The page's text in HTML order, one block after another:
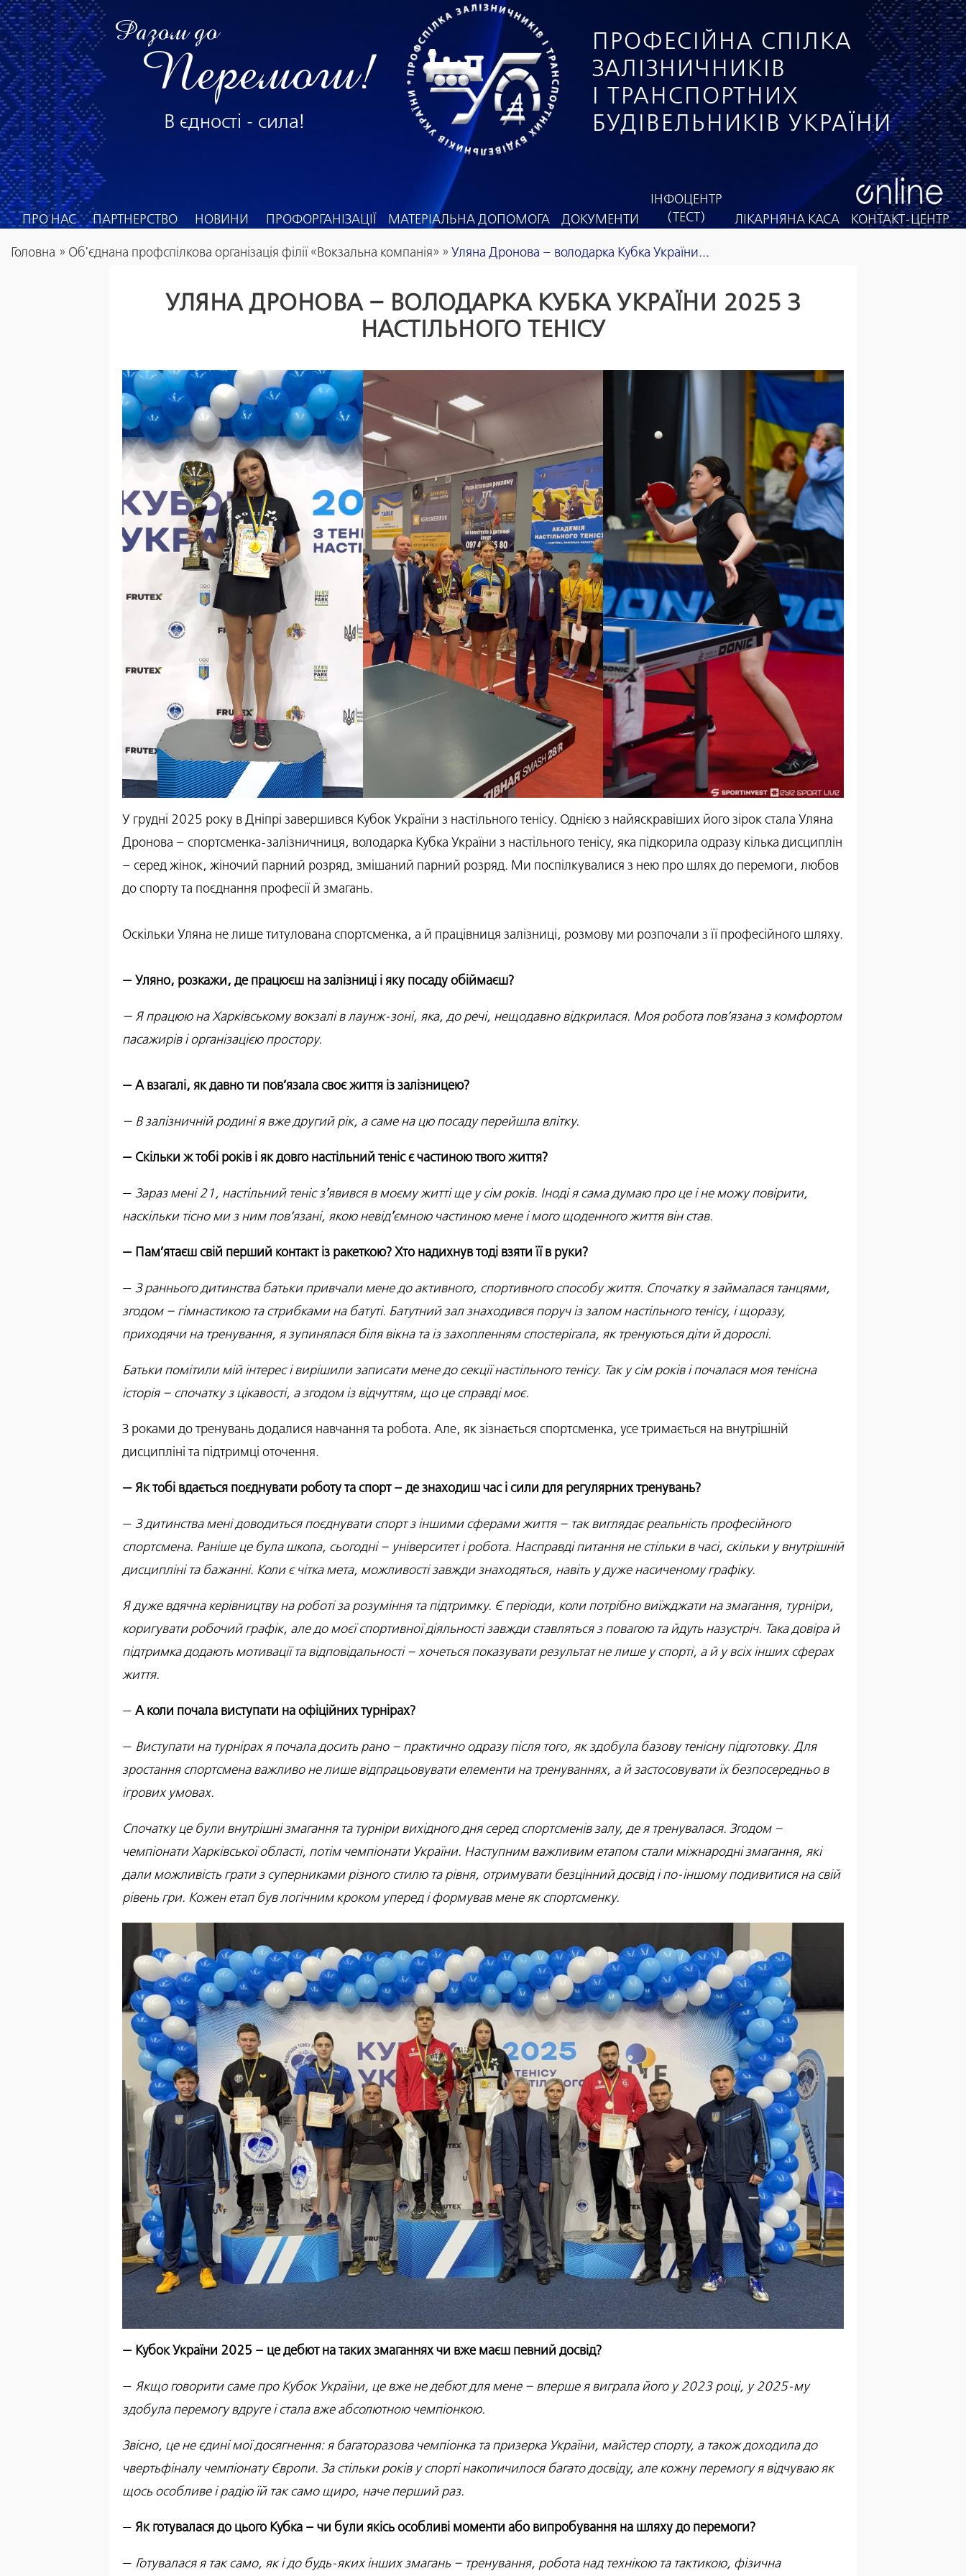
Разом до
Перемоги!
В єдності - сила!
ПРОФЕСІЙНА СПІЛКА
ЗАЛІЗНИЧНИКІВ
І ТРАНСПОРТНИХ
БУДІВЕЛЬНИКІВ УКРАЇНИ
ПРО НАС ПАРТНЕРСТВО НОВИНИ ПРОФОРГАНІЗАЦІЇ МАТЕРІАЛЬНА ДОПОМОГА ДОКУМЕНТИ
ІНФОЦЕНТР
(ТЕСТ)
ЛІКАРНЯНА КАСА КОНТАКТ-ЦЕНТР
Головна » Об'єднана профспілкова організація філії «Вокзальна компанія» » Уляна Дронова – володарка Кубка України...
УЛЯНА ДРОНОВА – ВОЛОДАРКА КУБКА УКРАЇНИ 2025 З
НАСТІЛЬНОГО ТЕНІСУ
У грудні 2025 року в Дніпрі завершився Кубок України з настільного тенісу. Однією з найяскравіших його зірок стала Уляна
Дронова – спортсменка-залізничниця, володарка Кубка України з настільного тенісу, яка підкорила одразу кілька дисциплін
– серед жінок, жіночий парний розряд, змішаний парний розряд. Ми поспілкувалися з нею про шлях до перемоги, любов
до спорту та поєднання професії й змагань.
Оскільки Уляна не лише титулована спортсменка, а й працівниця залізниці, розмову ми розпочали з її професійного шляху.
— Уляно, розкажи, де працюєш на залізниці і яку посаду обіймаєш?
— Я працюю на Харківському вокзалі в лаунж-зоні, яка, до речі, нещодавно відкрилася. Моя робота пов’язана з комфортом
пасажирів і організацією простору.
— А взагалі, як давно ти пов’язала своє життя із залізницею?
— В залізничній родині я вже другий рік, а саме на цю посаду перейшла влітку.
— Скільки ж тобі років і як довго настільний теніс є частиною твого життя?
— Зараз мені 21, настільний теніс зʼявився в моєму житті ще у сім років. Іноді я сама думаю про це і не можу повірити,
наскільки тісно ми з ним пов’язані, якою невідʼємною частиною мене і мого щоденного життя він став.
— Пам’ятаєш свій перший контакт із ракеткою? Хто надихнув тоді взяти її в руки?
— З раннього дитинства батьки привчали мене до активного, спортивного способу життя. Спочатку я займалася танцями,
згодом – гімнастикою та стрибками на батуті. Батутний зал знаходився поруч із залом настільного тенісу, і щоразу,
приходячи на тренування, я зупинялася біля вікна та із захопленням спостерігала, як тренуються діти й дорослі.
Батьки помітили мій інтерес і вирішили записати мене до секції настільного тенісу. Так у сім років і почалася моя тенісна
історія – спочатку з цікавості, а згодом із відчуттям, що це справді моє.
З роками до тренувань додалися навчання та робота. Але, як зізнається спортсменка, усе тримається на внутрішній
дисципліні та підтримці оточення.
— Як тобі вдається поєднувати роботу та спорт – де знаходиш час і сили для регулярних тренувань?
— З дитинства мені доводиться поєднувати спорт з іншими сферами життя – так виглядає реальність професійного
спортсмена. Раніше це була школа, сьогодні – університет і робота. Насправді питання не стільки в часі, скільки у внутрішній
дисципліні та бажанні. Коли є чітка мета, можливості завжди знаходяться, навіть у дуже насиченому графіку.
Я дуже вдячна керівництву на роботі за розуміння та підтримку. Є періоди, коли потрібно виїжджати на змагання, турніри,
коригувати робочий графік, але до моєї спортивної діяльності завжди ставляться з повагою та йдуть назустріч. Така довіра й
підтримка додають мотивації та відповідальності – хочеться показувати результат не лише у спорті, а й у всіх інших сферах
життя.
— А коли почала виступати на офіційних турнірах?
— Виступати на турнірах я почала досить рано – практично одразу після того, як здобула базову тенісну підготовку. Для
зростання спортсмена важливо не лише відпрацьовувати елементи на тренуваннях, а й застосовувати їх безпосередньо в
ігрових умовах.
Спочатку це були внутрішні змагання та турніри вихідного дня серед спортсменів залу, де я тренувалася. Згодом –
чемпіонати Харківської області, потім чемпіонати України. Наступним важливим етапом стали міжнародні змагання, які
дали можливість грати з суперниками різного стилю та рівня, отримувати безцінний досвід і по-іншому подивитися на свій
рівень гри. Кожен етап був логічним кроком уперед і формував мене як спортсменку.
— Кубок України 2025 – це дебют на таких змаганнях чи вже маєш певний досвід?
— Якщо говорити саме про Кубок України, це вже не дебют для мене – вперше я виграла його у 2023 році, у 2025-му
здобула перемогу вдруге і стала вже абсолютною чемпіонкою.
Звісно, це не єдині мої досягнення: я багаторазова чемпіонка та призерка України, майстер спорту, а також доходила до
чвертьфіналу чемпіонату Європи. За стільки років у спорті накопичилося багато досвіду, але кожну перемогу я відчуваю як
щось особливе і радію їй так само щиро, наче перший раз.
— Як готувалася до цього Кубка – чи були якісь особливі моменти або випробування на шляху до перемоги?
— Готувалася я так само, як і до будь-яких інших змагань – тренування, робота над технікою та тактикою, фізична